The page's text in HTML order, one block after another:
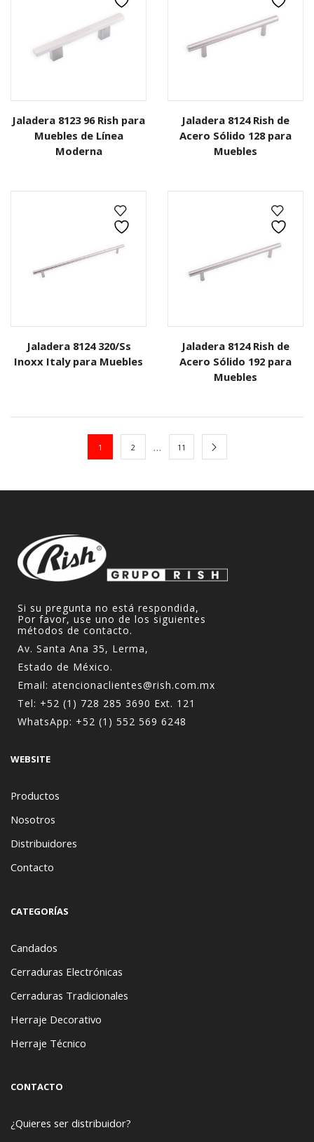
Jaladera 8123 96 Rish para
Muebles de Línea
Moderna
Jaladera 8124 Rish de
Acero Sólido 128 para
Muebles
Jaladera 8124 320/Ss
Inoxx Italy para Muebles
Jaladera 8124 Rish de
Acero Sólido 192 para
Muebles
1 2 … 11
Si su pregunta no está respondida,
Por favor, use uno de los siguientes
métodos de contacto.
Av. Santa Ana 35, Lerma,
Estado de México.
Email: atencionaclientes@rish.com.mx
Tel: +52 (1) 728 285 3690 Ext. 121
WhatsApp: +52 (1) 552 569 6248
WEBSITE
Productos
Nosotros
Distribuidores
Contacto
CATEGORÍAS
Candados
Cerraduras Electrónicas
Cerraduras Tradicionales
Herraje Decorativo
Herraje Técnico
CONTACTO
¿Quieres ser distribuidor?